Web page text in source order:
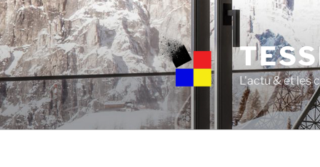
Skip
to
content
L'actu & et les